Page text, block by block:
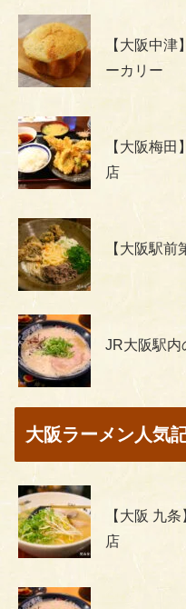
【大阪中
ーカリー
【大阪梅
店
【大阪駅
JR大阪駅内
大阪ラーメン人気
【大阪 九
店